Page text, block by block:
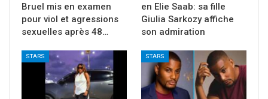
Bruel mis en examen
pour viol et agressions
sexuelles après 48…
en Elie Saab: sa fille
Giulia Sarkozy affiche
son admiration
STARS STARS